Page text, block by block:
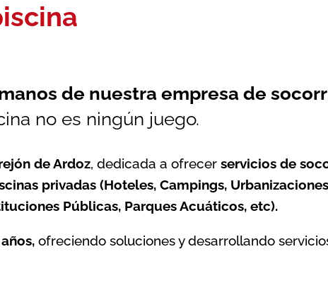
de nuestraempresa de
no es ningún juego.
de Ardoz, dedicada a ofrecerservicios de
privadas (Hoteles, Campings,
Públicas, Parques Acuáticos, etc).
ofreciendo soluciones y desarrollando